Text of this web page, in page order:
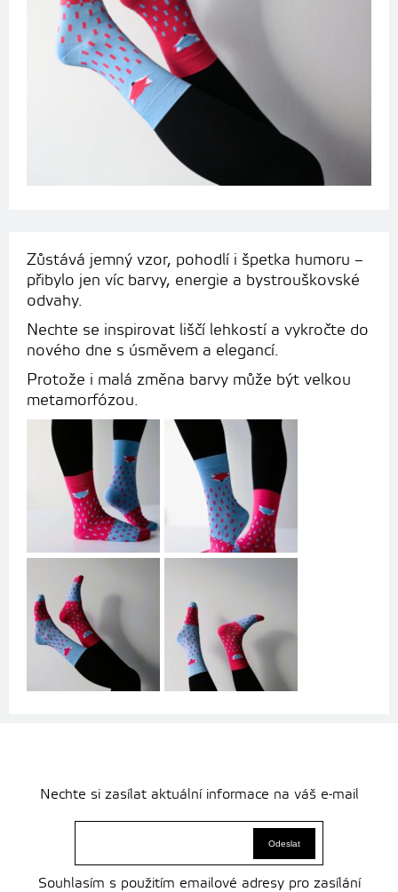
Zůstává jemný vzor, pohodlí i špetka humoru –
přibylo jen víc barvy, energie a bystrouškovské
odvahy.
Nechte se inspirovat liščí lehkostí a vykročte do
nového dne s úsměvem a elegancí.
Protože i malá změna barvy může být velkou
metamorfózou.
Nechte si zasílat aktuální informace na váš e-mail
Souhlasím s použitím emailové adresy pro zasílání